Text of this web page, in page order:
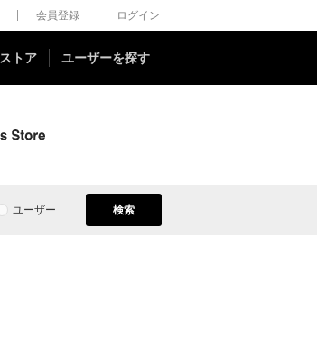
会員登録 ログイン
ストア ユーザーを探す
ユーザー 検索